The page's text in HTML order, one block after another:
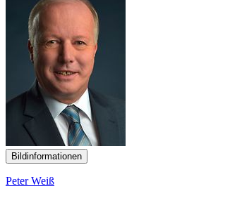
Bildinformationen
Peter Weiß